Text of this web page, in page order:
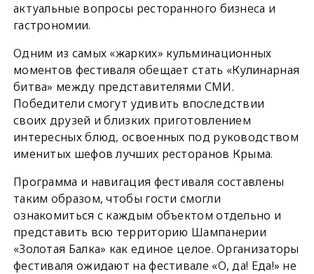
актуальные вопросы ресторанного бизнеса и
гастрономии.
Одним из самых «жарких» кульминационных
моментов фестиваля обещает стать «Кулинарная
битва» между представителями СМИ.
Победители смогут удивить впоследствии
своих друзей и близких приготовлением
интересных блюд, освоенных под руководством
именитых шефов лучших ресторанов Крыма.
Программа и навигация фестиваля составлены
таким образом, чтобы гости смогли
ознакомиться с каждым объектом отдельно и
представить всю территорию Шампанерии
«Золотая Балка» как единое целое. Организаторы
фестиваля ожидают на фестивале «О, да! Еда!» не